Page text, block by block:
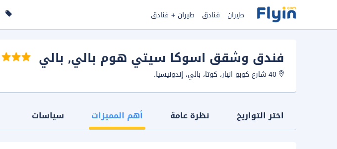
طيران فنادق طيران + فنادق
فندق وشقق اسوكا سيتي هوم بالي, بالي
اختر التواريخ نظرة عامة أهم المميزات سياسات